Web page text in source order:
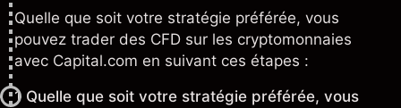
Quelle que soit votre stratégie préférée, vous
pouvez trader des CFD sur les cryptomonnaies
avec Capital.com en suivant ces étapes :
1 Quelle que soit votre stratégie préférée, vous